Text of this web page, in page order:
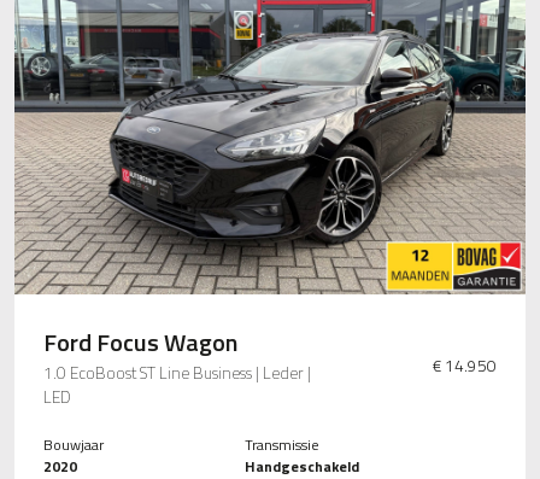
Ford Focus Wagon
1.0 EcoBoost ST Line Business | Leder |
LED
€ 14.950
Bouwjaar
2020
Transmissie
Handgeschakeld